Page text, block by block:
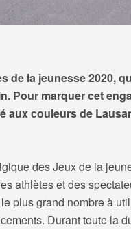
de la jeunesse 2020,
Pour marquer cet
aux couleurs de
des Jeux de la
athlètes et des
plus grand nombre à
Durant toute la